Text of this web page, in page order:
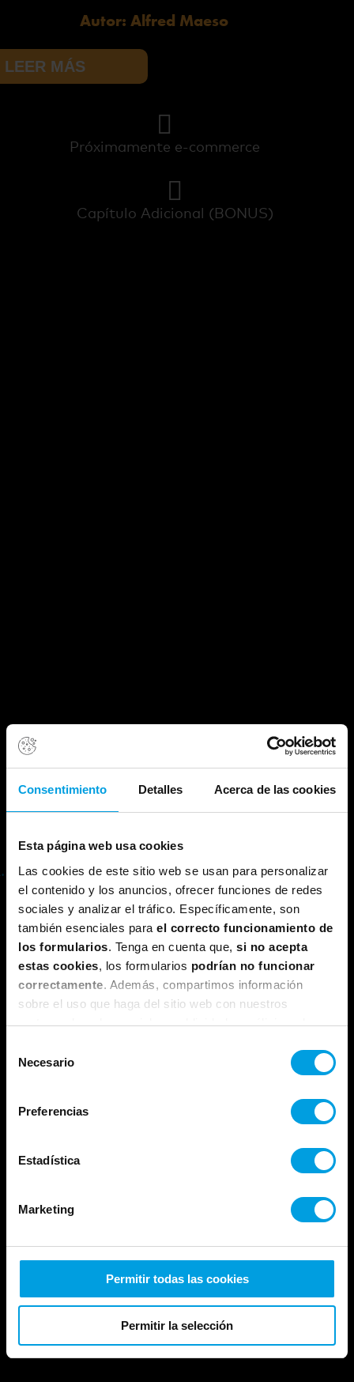
Consentimiento Detalles Acerca de las cookies
Esta página web usa cookies
Las cookies de este sitio web se usan para personalizar
el contenido y los anuncios, ofrecer funciones de redes
sociales y analizar el tráfico. Específicamente, son
también esenciales para el correcto funcionamiento de
los formularios. Tenga en cuenta que, si no acepta
estas cookies, los formularios podrían no funcionar
correctamente. Además, compartimos información
sobre el uso que haga del sitio web con nuestros
partners de redes sociales, publicidad y análisis web,
haya proporcionado o que hayan recopilado a partir del
Necesario
Preferencias
Estadística
Marketing
Permitir todas las cookies
Permitir la selección
Autor: Alfred Maeso
LEER MÁS
Próximamente e-commerce
Capítulo Adicional (BONUS)
(Para, Analiza, Reorganiza, Actúa)
ágiles para la mejora continua.
Autora: Iratxe Kaltzakorta
Autora: María Morales
Próximamente e-commerce